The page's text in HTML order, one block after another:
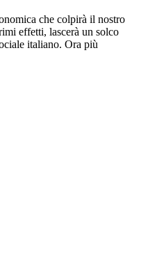
che colpirà il nostro
effetti, lascerà un solco
italiano. Ora più